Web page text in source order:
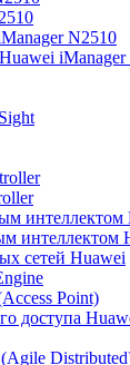
N2510
iManager
интеллектом
интеллектом
сетей Huawei
Point)
доступа